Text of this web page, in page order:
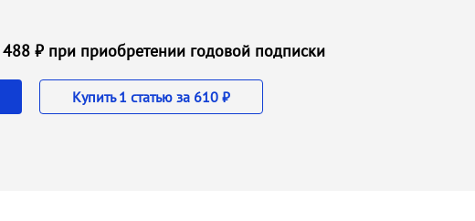
488 ₽ при приобретении годовой подписки
Купить 1 статью за 610 ₽